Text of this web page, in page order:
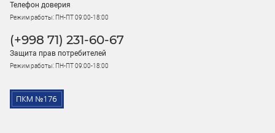
Телефон доверия
Режим работы: ПН-ПТ 09:00-18:00
(+998 71) 231-60-67
Защита прав потребителей
Режим работы: ПН-ПТ 09:00-18:00